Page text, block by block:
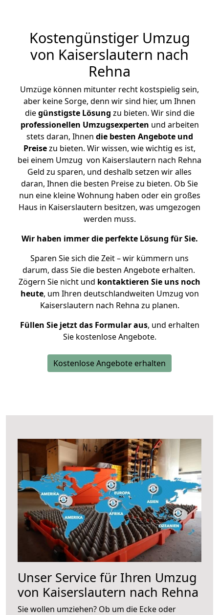
Kostengünstiger Umzug
von Kaiserslautern nach
Rehna
Umzüge können mitunter recht kostspielig sein,
aber keine Sorge, denn wir sind hier, um Ihnen
diegünstigste Lösung zu bieten. Wir sind die
professionellen Umzugsexperten und arbeiten
stets daran, Ihnen die besten Angebote und
Preisezu bieten. Wir wissen, wie wichtig es ist,
bei einem Umzug von Kaiserslautern nach Rehna
Geld zu sparen, und deshalb setzen wir alles
daran, Ihnen die besten Preise zu bieten. Ob Sie
nun eine kleine Wohnung haben oder ein großes
Haus in Kaiserslautern besitzen, was umgezogen
werden muss.
Wir haben immer die perfekte Lösung für Sie.
Sparen Sie sich die Zeit – wir kümmern uns
darum, dass Sie die besten Angebote erhalten.
Zögern Sie nicht und kontaktieren Sie uns noch
heute, um Ihren deutschlandweiten Umzug von
Kaiserslautern nach Rehna zu planen.
Füllen Sie jetzt das Formular aus, und erhalten
Sie kostenlose Angebote.
Kostenlose Angebote erhalten
Unser Service für Ihren Umzug
von Kaiserslautern nach Rehna
Sie wollen umziehen? Ob um die Ecke oder